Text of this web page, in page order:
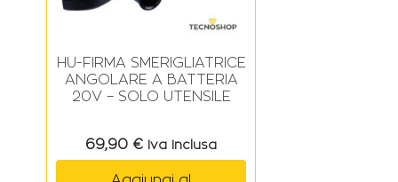
HU-FIRMA SMERIGLIATRICE
ANGOLARE A BATTERIA
20V – SOLO UTENSILE
69,90 € Iva Inclusa